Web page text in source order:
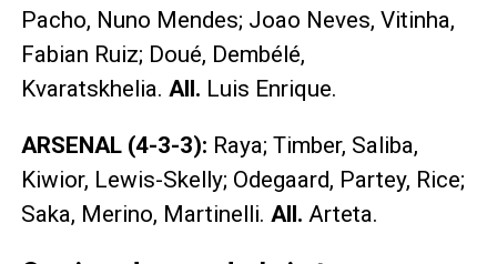
Pacho, Nuno Mendes; Joao Neves, Vitinha,
Fabian Ruiz; Doué, Dembélé,
Kvaratskhelia. All. Luis Enrique.
ARSENAL (4-3-3): Raya; Timber, Saliba,
Kiwior, Lewis-Skelly; Odegaard, Partey, Rice;
Saka, Merino, Martinelli. All. Arteta.